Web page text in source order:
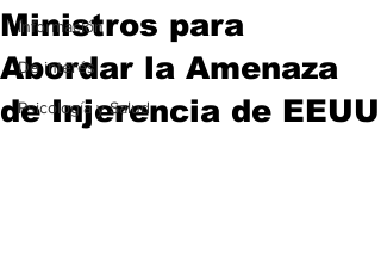
Información
De interés
Psicología y Salud
Ministros para
Abordar la Amenaza
de Injerencia de EEUU